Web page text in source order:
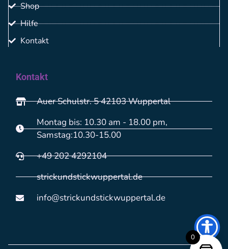
Shop
Hilfe
Kontakt
Kontakt
Auer Schulstr. 5 42103 Wuppertal
Montag bis: 10.30 am - 18.00 pm,
Samstag:10.30-15.00
+49 202 4292104
strickundstickwuppertal.de
info@strickundstickwuppertal.de
0